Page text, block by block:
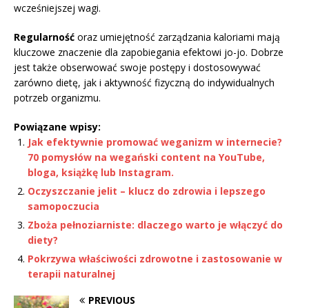
wcześniejszej wagi.
Regularność oraz umiejętność zarządzania kaloriami mają
kluczowe znaczenie dla zapobiegania efektowi jo-jo. Dobrze
jest także obserwować swoje postępy i dostosowywać
zarówno dietę, jak i aktywność fizyczną do indywidualnych
potrzeb organizmu.
Powiązane wpisy:
Jak efektywnie promować weganizm w internecie?
70 pomysłów na wegański content na YouTube,
bloga, książkę lub Instagram.
Oczyszczanie jelit – klucz do zdrowia i lepszego
samopoczucia
Zboża pełnoziarniste: dlaczego warto je włączyć do
diety?
Pokrzywa właściwości zdrowotne i zastosowanie w
terapii naturalnej
PREVIOUS